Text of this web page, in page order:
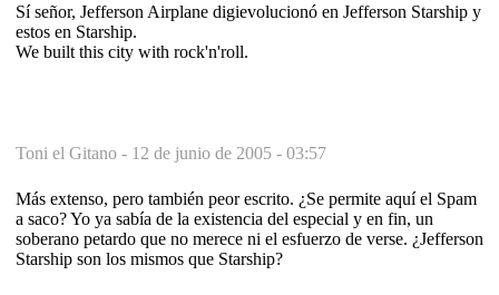
Sí señor, Jefferson Airplane digievolucionó en Jefferson Starship y
estos en Starship.
We built this city with rock'n'roll.
Toni el Gitano - 12 de junio de 2005 - 03:57
Más extenso, pero también peor escrito. ¿Se permite aquí el Spam
a saco? Yo ya sabía de la existencia del especial y en fin, un
soberano petardo que no merece ni el esfuerzo de verse. ¿Jefferson
Starship son los mismos que Starship?